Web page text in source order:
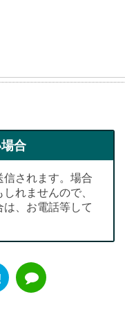
合
信されます。場合
れませんので、
は、お電話等して